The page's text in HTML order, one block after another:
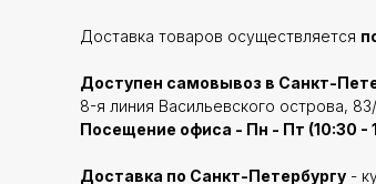
Доставка товаров осуществляется
Доступен самовывоз в Санкт-
8-я линия Васильевского острова,
Посещение офиса - Пн - Пт (10:30 -
Доставка по Санкт-Петербургу -